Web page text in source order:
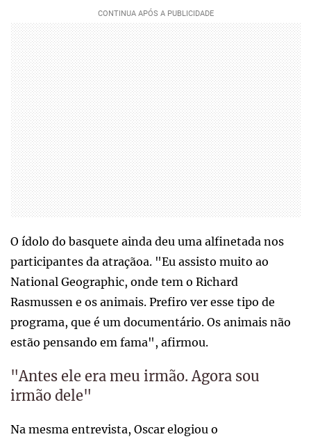
O ídolo do basquete ainda deu uma alfinetada nos
participantes da atraçãoa. "Eu assisto muito ao
National Geographic, onde tem o Richard
Rasmussen e os animais. Prefiro ver esse tipo de
programa, que é um documentário. Os animais não
estão pensando em fama", afirmou.
"Antes ele era meu irmão. Agora sou
irmão dele"
Na mesma entrevista, Oscar elogiou o